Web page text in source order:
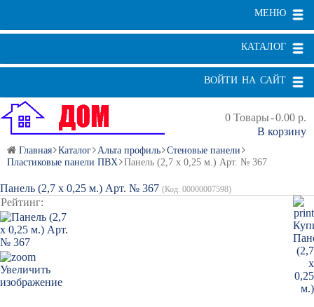
МЕНЮ
КАТАЛОГ
ВОЙТИ НА САЙТ
0 Товары-0.00 р.
В корзину
Главная Каталог Альта профиль Стеновые панели
Пластиковые панели ПВХ
Панель (2,7 х 0,25 м.) Арт. № 367
Панель (2,7 х 0,25 м.) Арт. № 367 (Код: 00000007598)
Рейтинг:
Увеличить
изображение